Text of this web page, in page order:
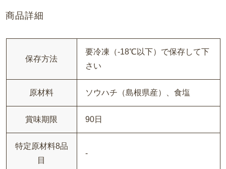
商品詳細
保存方法
要冷凍（-18℃以下）で保存して下
さい
原材料 ソウハチ（島根県産）、食塩
賞味期限 90日
特定原材料8品
目
-